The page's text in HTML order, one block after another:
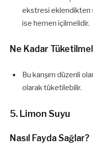
ekstresi eklendikten
ise hemen içilmelidir.
Ne Kadar
Bu karışım düzenli
olarak tüketilebilir.
5. Limon Suyu
Nasıl Fayda Sağlar?